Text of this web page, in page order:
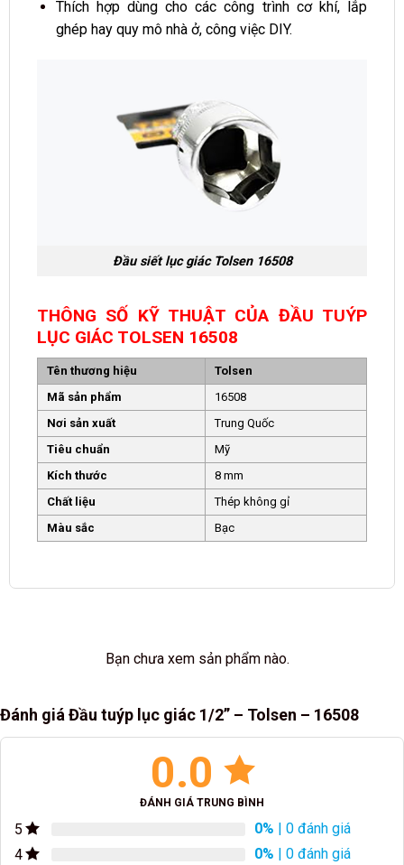
Thích hợp dùng cho các công trình cơ khí, lắp
ghép hay quy mô nhà ở, công việc DIY.
Đầu siết lục giác Tolsen 16508
THÔNG SỐ KỸ THUẬT CỦA ĐẦU TUÝP
LỤC GIÁC TOLSEN 16508
Tên thương hiệu
Tolsen
Mã sản phẩm
16508
Nơi sản xuất
Trung Quốc
Tiêu chuẩn
Mỹ
Kích thước
8 mm
Chất liệu
Thép không gỉ
Màu sắc
Bạc
Bạn chưa xem sản phẩm nào.
Đánh giá Đầu tuýp lục giác 1/2” – Tolsen – 16508
0.0
ĐÁNH GIÁ TRUNG BÌNH
5 0% | 0 đánh giá
4
0% | 0 đánh giá